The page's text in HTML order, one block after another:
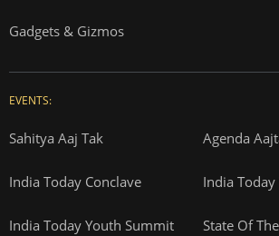
Gadgets & Gizmos
EVENTS:
Sahitya Aaj Tak Agenda
India Today Conclave India
India Today Youth Summit State Of